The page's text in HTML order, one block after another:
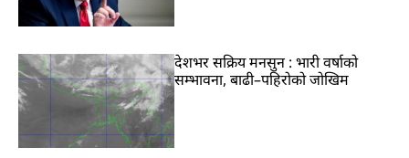
देशभर सक्रिय मनसुन : भारी वर्षाको
सम्भावना, बाढी–पहिरोको जोखिम